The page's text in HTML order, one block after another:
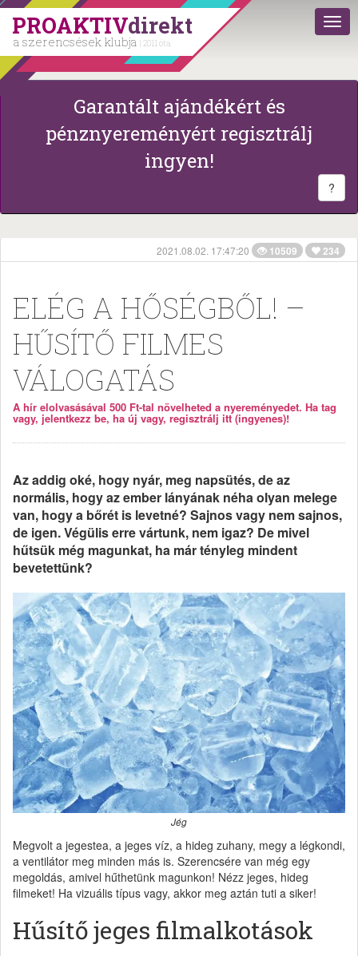
PROAKTIVdirekt
a szerencsések klubja | 2011 óta
Garantált ajándékért és
pénznyereményért regisztrálj
ingyen!
?
2021.08.02. 17:47:20 10509 234
ELÉG A HŐSÉGBŐL! –
HŰSÍTŐ FILMES
VÁLOGATÁS
A hír elolvasásával 500 Ft-tal növelheted a nyereményedet. Ha tag
vagy, jelentkezz be, ha új vagy, regisztrálj itt (ingyenes)!
Az addig oké, hogy nyár, meg napsütés, de az
normális, hogy az ember lányának néha olyan melege
van, hogy a bőrét is levetné? Sajnos vagy nem sajnos,
de igen. Végülis erre vártunk, nem igaz? De mivel
hűtsük még magunkat, ha már tényleg mindent
bevetettünk?
Jég
Megvolt a jegestea, a jeges víz, a hideg zuhany, megy a légkondi,
a ventilátor meg minden más is. Szerencsére van még egy
megoldás, amivel hűthetünk magunkon! Nézz jeges, hideg
filmeket! Ha vizuális típus vagy, akkor meg aztán tuti a siker!
Hűsítő jeges filmalkotások